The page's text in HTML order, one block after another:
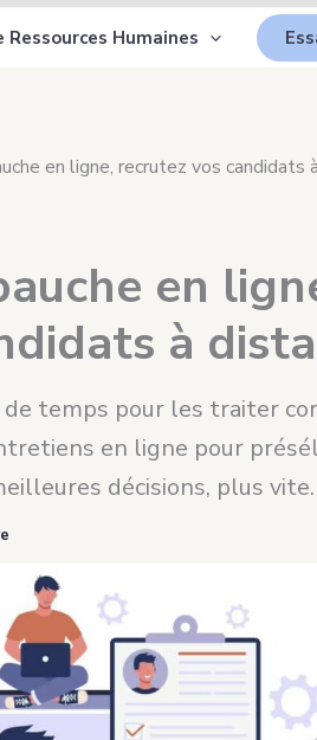
Ressources Humaines
en ligne, recrutez vos candidats
en
à
de temps pour les traiter
en ligne pour
décisions, plus vite.